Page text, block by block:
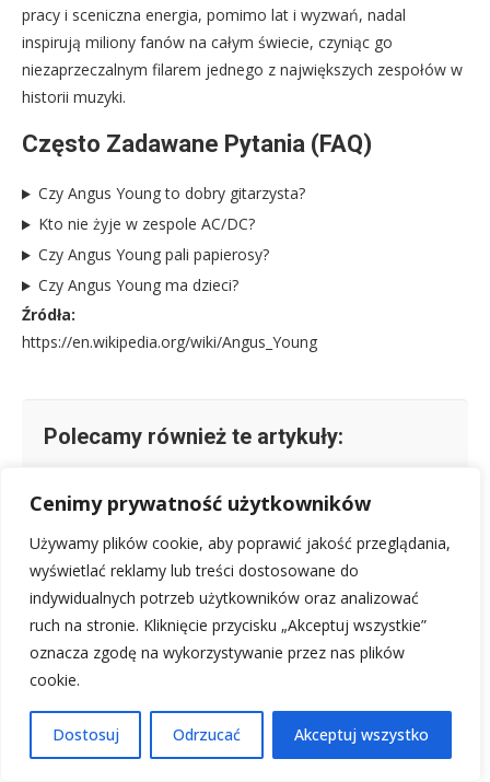
Cenimy prywatność użytkowników
Używamy plików cookie, aby poprawić jakość przeglądania,
wyświetlać reklamy lub treści dostosowane do
indywidualnych potrzeb użytkowników oraz analizować
ruch na stronie. Kliknięcie przycisku „Akceptuj wszystkie”
oznacza zgodę na wykorzystywanie przez nas plików
cookie.
Dostosuj Odrzucać Akceptuj wszystko
pracy i sceniczna energia, pomimo lat i wyzwań, nadal
inspirują miliony fanów na całym świecie, czyniąc go
niezaprzeczalnym filarem jednego z największych zespołów w
historii muzyki.
Często Zadawane Pytania (FAQ)
Czy Angus Young to dobry gitarzysta?
Kto nie żyje w zespole AC/DC?
Czy Angus Young pali papierosy?
Czy Angus Young ma dzieci?
Źródła:
https://en.wikipedia.org/wiki/Angus_Young
Polecamy również te artykuły:
Przemysłu
Winston Churchill: polityk i Brytyjczyk wszech
czasów.
Edouard Manet: Ojciec impresjonizmu, twórca
"Olimpii" i "Śniadania na trawie"
Paco Gento: Legenda Realu Madryt i najlepszy
Denis Diderot: Biografia filozofa francuskiego
Oświecenia